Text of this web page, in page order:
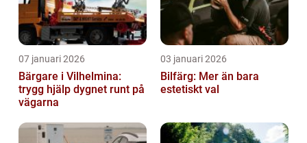
07 januari 2026
Bärgare i Vilhelmina:
trygg hjälp dygnet runt på
vägarna
03 januari 2026
Bilfärg: Mer än bara
estetiskt val